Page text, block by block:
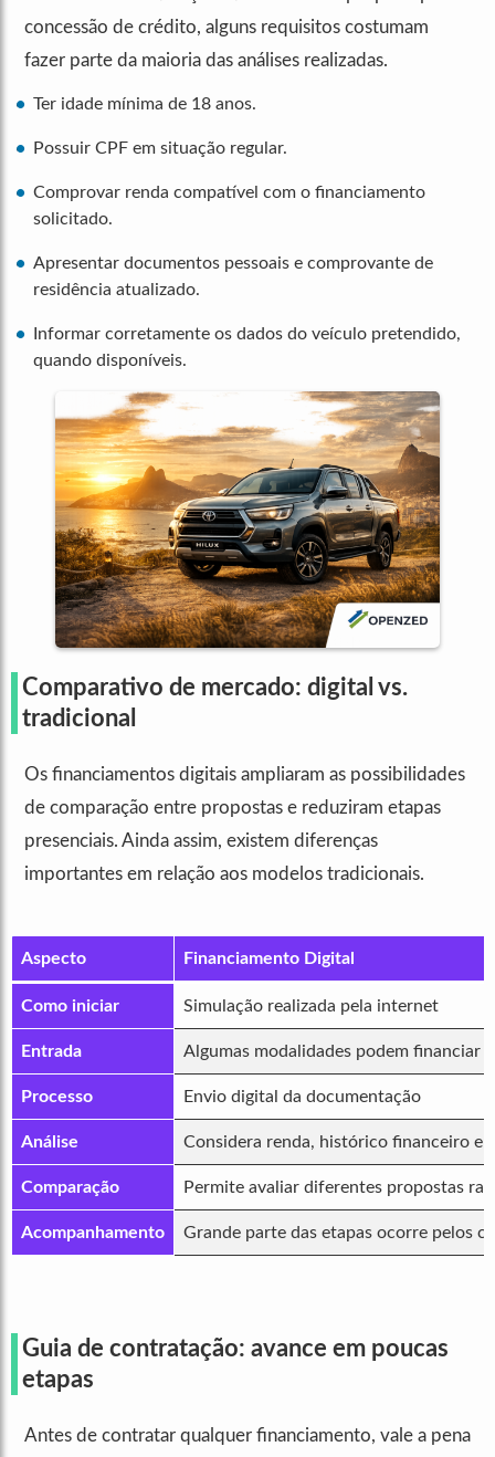
concessão de crédito, alguns requisitos costumam
fazer parte da maioria das análises realizadas.
Ter idade mínima de 18 anos.
Possuir CPF em situação regular.
Comprovar renda compatível com o financiamento
solicitado.
Apresentar documentos pessoais e comprovante de
residência atualizado.
Informar corretamente os dados do veículo pretendido,
quando disponíveis.
Comparativo de mercado: digital vs.
tradicional
Os financiamentos digitais ampliaram as possibilidades
de comparação entre propostas e reduziram etapas
presenciais. Ainda assim, existem diferenças
importantes em relação aos modelos tradicionais.
Aspecto Financiamento Digital
Como iniciar Simulação realizada pela internet
Entrada Algumas modalidades podem financiar
Processo Envio digital da documentação
Análise Considera renda, histórico financeiro e
Comparação Permite avaliar diferentes propostas
Acompanhamento Grande parte das etapas ocorre pelos
Guia de contratação: avance em poucas
etapas
Antes de contratar qualquer financiamento, vale a pena